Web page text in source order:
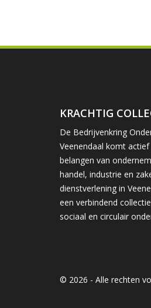
KRACHTIG
De Bedrijvenkring
Veenendaal komt
belangen van
handel, industrie en
dienstverlening in
een verbindend
sociaal en circulair
© 2026 - Alle rechten